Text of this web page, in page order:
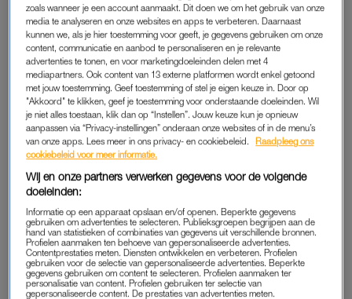
tropische vrucht met een zoet-frisse geur en een mooie roze
kleur. Maar het is meer dan alleen neus- eneye-candy, het
guave-extract is ook rijk aan vitamine C en antioxidanten – wat
het een goede toevoeging maakt aan jeskincare routine.
Als dat nog niet genoeg is: guave bevat ook lycopeen, een
krachtige antioxidant die je huid extra helpt beschermen tegen
UV-schade. Niet als vervanging van SPF natuurlijk, maar wel
Daarnaast staat guave-extract bekend om de kalmerende
werking: het helpt roodheid verminderen én ondersteunt het
herstel van je huidbarrière. Deze vrucht is dus niet alleen mooi
en lekker, maar ook nog eens effectief.Hot guave summer:
here we come.
zoals wanneer je een account aanmaakt. Dit doen we om het gebruik van onze
media te analyseren en onze websites en apps te verbeteren. Daarnaast
kunnen we, als je hier toestemming voor geeft, je gegevens gebruiken om onze
content, communicatie en aanbod te personaliseren en je relevante
advertenties te tonen, en voor marketingdoeleinden delen met 4
mediapartners. Ook content van 13 externe platformen wordt enkel getoond
met jouw toestemming. Geef toestemming of stel je eigen keuze in. Door op
"Akkoord" te klikken, geef je toestemming voor onderstaande doeleinden. Wil
je niet alles toestaan, klik dan op “Instellen”. Jouw keuze kun je opnieuw
aanpassen via “Privacy-instellingen” onderaan onze websites of in de menu’s
van onze apps. Lees meer in ons privacy- en cookiebeleid.
Raadpleeg ons
cookiebeleid voor meer informatie.
Wij en onze partners verwerken gegevens voor de volgende
doeleinden:
Informatie op een apparaat opslaan en/of openen. Beperkte gegevens
gebruiken om advertenties te selecteren. Publieksgroepen begrijpen aan de
hand van statistieken of combinaties van gegevens uit verschillende bronnen.
Profielen aanmaken ten behoeve van gepersonaliseerde advertenties.
Contentprestaties meten. Diensten ontwikkelen en verbeteren. Profielen
gebruiken voor de selectie van gepersonaliseerde advertenties. Beperkte
gegevens gebruiken om content te selecteren. Profielen aanmaken ter
personalisatie van content. Profielen gebruiken ter selectie van
gepersonaliseerde content. De prestaties van advertenties meten.